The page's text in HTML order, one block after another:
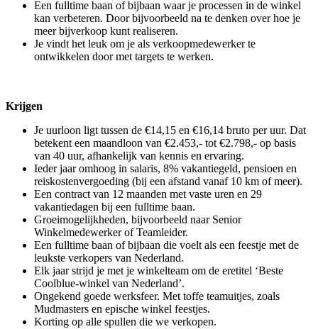
Een fulltime baan of bijbaan waar je processen in de winkel
kan verbeteren. Door bijvoorbeeld na te denken over hoe je
meer bijverkoop kunt realiseren.
Je vindt het leuk om je als verkoopmedewerker te
ontwikkelen door met targets te werken.
Krijgen
Je uurloon ligt tussen de €14,15 en €16,14 bruto per uur. Dat
betekent een maandloon van €2.453,- tot €2.798,- op basis
van 40 uur, afhankelijk van kennis en ervaring.
Ieder jaar omhoog in salaris, 8% vakantiegeld, pensioen en
reiskostenvergoeding (bij een afstand vanaf 10 km of meer).
Een contract van 12 maanden met vaste uren en 29
vakantiedagen bij een fulltime baan.
Groeimogelijkheden, bijvoorbeeld naar Senior
Winkelmedewerker of Teamleider.
Een fulltime baan of bijbaan die voelt als een feestje met de
leukste verkopers van Nederland.
Elk jaar strijd je met je winkelteam om de eretitel ‘Beste
Coolblue-winkel van Nederland’.
Ongekend goede werksfeer. Met toffe teamuitjes, zoals
Mudmasters en epische winkel feestjes.
Korting op alle spullen die we verkopen.